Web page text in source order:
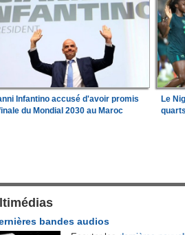
Infantino accusé d'avoir promis
du Mondial 2030 au Maroc
Le
bandes audios
2